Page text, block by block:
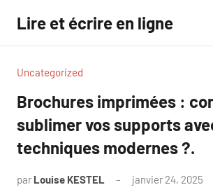
contenu
Lire et écrire en ligne
Uncategorized
Brochures imprimées :
sublimer vos supports
techniques modernes ?.
par Louise KESTEL janvier 24, 2025